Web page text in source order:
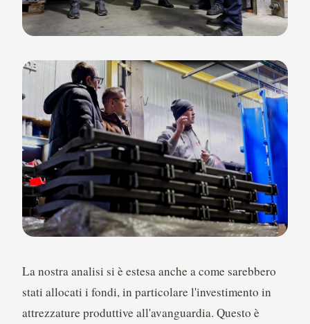
La nostra analisi si è estesa anche a come sarebbero
stati allocati i fondi, in particolare l'investimento in
attrezzature produttive all'avanguardia. Questo è